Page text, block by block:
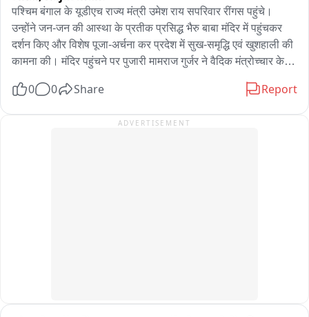
पश्चिम बंगाल के यूडीएच राज्य मंत्री उमेश राय सपरिवार रींगस पहुंचे।
उन्होंने जन-जन की आस्था के प्रतीक प्रसिद्ध भैरु बाबा मंदिर में पहुंचकर
दर्शन किए और विशेष पूजा-अर्चना कर प्रदेश में सुख-समृद्धि एवं खुशहाली की
कामना की। मंदिर पहुंचने पर पुजारी मामराज गुर्जर ने वैदिक मंत्रोच्चार के
कर क्षेत्र की सुख-शांति एवं समृद्धि की कामना की। पूजा के बाद मंदिर
बता दें कि उमेश राय खाटूश्यामजी में बाबा श्याम के दर्शन करने के बाद
0 0 Share Report
ADVERTISEMENT